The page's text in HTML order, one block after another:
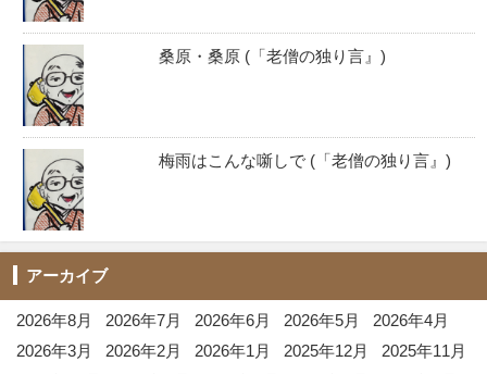
桑原・桑原 (「老僧の独り言』)
梅雨はこんな噺しで (「老僧の独り言』)
アーカイブ
2026年8月 2026年7月 2026年6月 2026年5月
2026年4月
2026年3月
2026年2月 2026年1月 2025年12月
2025年11月